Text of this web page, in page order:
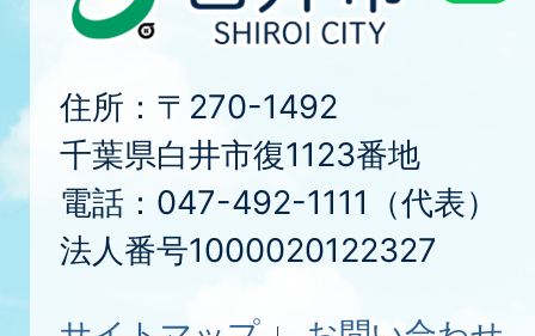
住所：〒270-1492
千葉県白井市復1123番地
電話：047-492-1111（代表）
法人番号1000020122327